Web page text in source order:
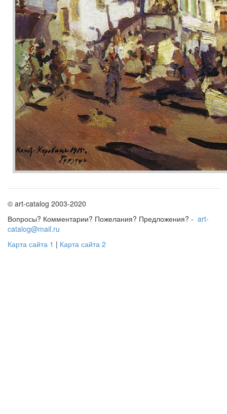
© art-catalog 2003-2020
Вопросы? Комментарии? Пожелания? Предложения? - art-
catalog@mail.ru
Карта сайта 1 | Карта сайта 2